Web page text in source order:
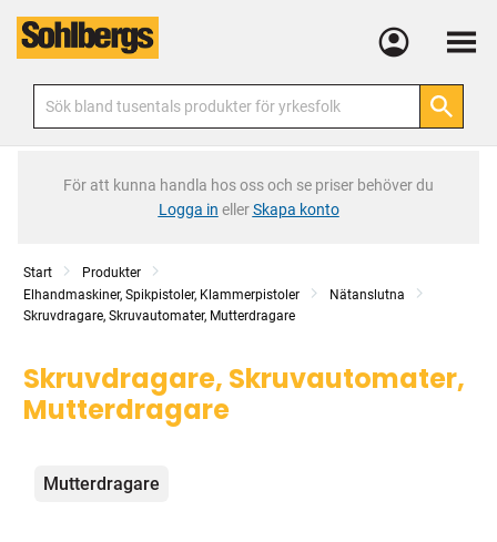
Meny
För att kunna handla hos oss och se priser behöver du
Logga in ellerSkapa konto
Start
Produkter
Elhandmaskiner, Spikpistoler, Klammerpistoler
Nätanslutna
Skruvdragare, Skruvautomater, Mutterdragare
Skruvdragare, Skruvautomater,
Mutterdragare
Kategorier
Mutterdragare